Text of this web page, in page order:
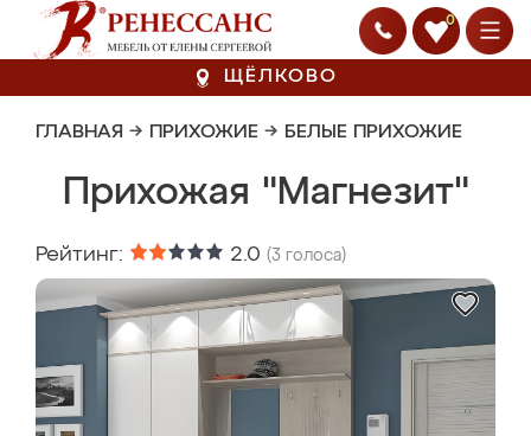
0
ЩЁЛКОВО
ГЛАВНАЯ → ПРИХОЖИЕ → БЕЛЫЕ ПРИХОЖИЕ
Прихожая "Магнезит"
Рейтинг: 2.0 (3 голоса)